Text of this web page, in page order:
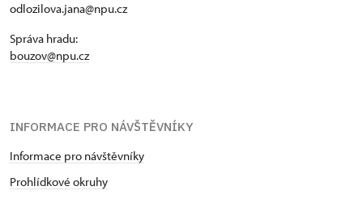
odlozilova.jana@npu.cz
Správa hradu:
bouzov@npu.cz
INFORMACE PRO NÁVŠTĚVNÍKY
Informace pro návštěvníky
Prohlídkové okruhy